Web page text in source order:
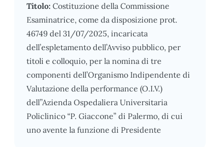
Titolo: Costituzione della Commissione
Esaminatrice, come da disposizione prot.
46749 del 31/07/2025, incaricata
dell’espletamento dell’Avviso pubblico, per
titoli e colloquio, per la nomina di tre
componenti dell’Organismo Indipendente di
Valutazione della performance (O.I.V.)
dell’’Azienda Ospedaliera Universitaria
Policlinico “P. Giaccone” di Palermo, di cui
uno avente la funzione di Presidente